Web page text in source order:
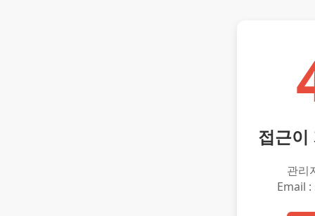
접근이
관리
Email